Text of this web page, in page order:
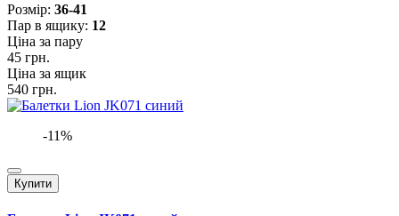
Розмiр: 36-41
Пар в ящику: 12
Ціна за пару
45 грн.
Ціна за ящик
540 грн.
-11%
Купити